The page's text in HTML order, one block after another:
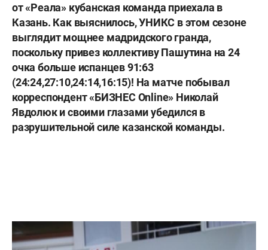
от «Реала» кубанская команда приехала в
Казань. Как выяснилось, УНИКС в этом сезоне
выглядит мощнее мадридского гранда,
поскольку привез коллективу Пашутина на 24
очка больше испанцев 91:63
(24:24,27:10,24:14,16:15)! На матче побывал
корреспондент «БИЗНЕС Online» Николай
Явдолюк и своими глазами убедился в
разрушительной силе казанской команды.